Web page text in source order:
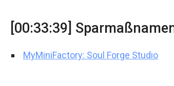
[00:33:39]
MyMiniFactory: Soul Forge Studio